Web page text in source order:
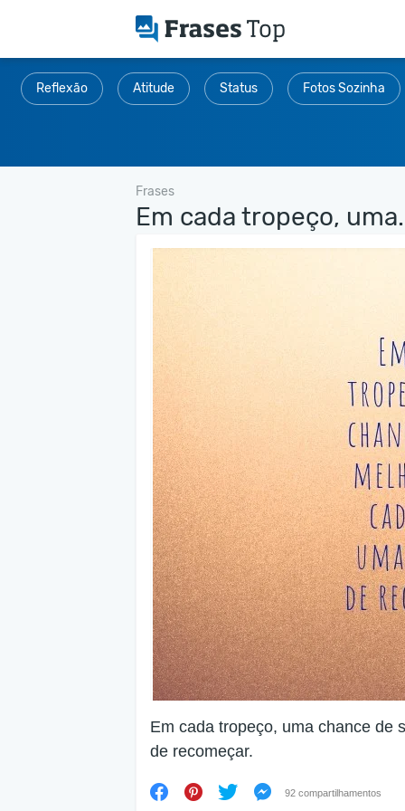
Reflexão Atitude Status Fotos Sozinha
Frases
Em cada tropeço,
Em cada tropeço, uma chance de
de recomeçar.
92 compartilhamentos